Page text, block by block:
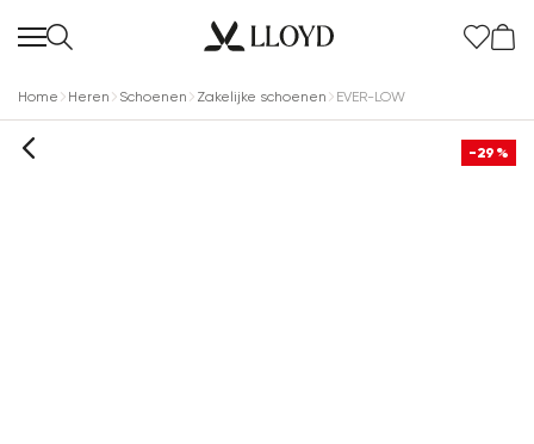
Home Heren Schoenen Zakelijke schoenen EVER-LOW
-29%